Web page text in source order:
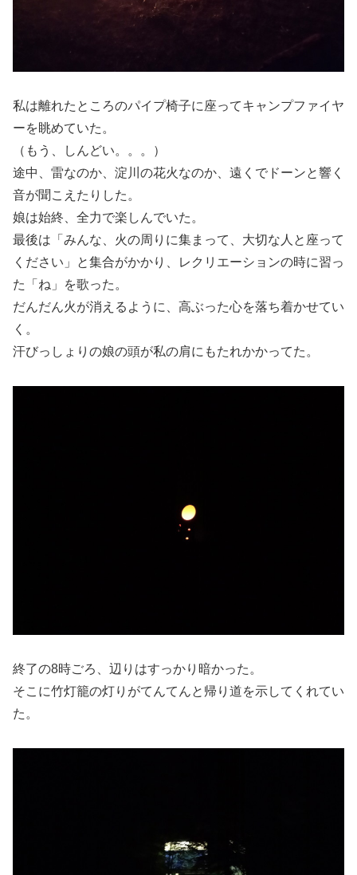
私は離れたところのパイプ椅子に座ってキャンプファイヤ
ーを眺めていた。
（もう、しんどい。。。）
途中、雷なのか、淀川の花火なのか、遠くでドーンと響く
音が聞こえたりした。
娘は始終、全力で楽しんでいた。
最後は「みんな、火の周りに集まって、大切な人と座って
ください」と集合がかかり、レクリエーションの時に習っ
た「ね」を歌った。
だんだん火が消えるように、高ぶった心を落ち着かせてい
く。
汗びっしょりの娘の頭が私の肩にもたれかかってた。
終了の8時ごろ、辺りはすっかり暗かった。
そこに竹灯籠の灯りがてんてんと帰り道を示してくれてい
た。